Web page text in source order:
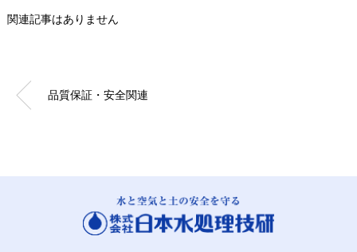
関連記事はありません
品質保証・安全関連